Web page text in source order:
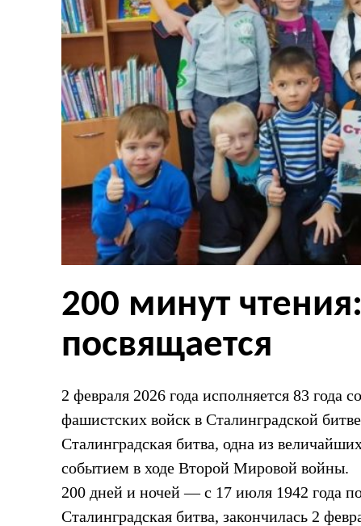
200 минут
посвящается
2 февраля 2026 года исполняется 83 года
фашистских войск в Сталинградской
Сталинградская битва, одна из
событием в ходе Второй Мировой войны.
200 дней и ночей — с 17 июля 1942 года
Сталинградская битва, закончилась 2